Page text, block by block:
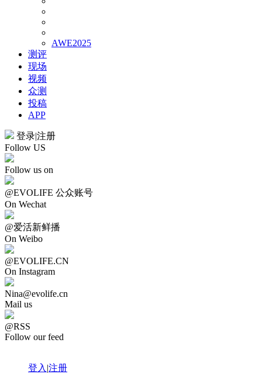
AWE2025
测评
现场
视频
众测
投稿
APP
登录|注册
Follow US
Follow us on
@EVOLIFE 公众账号
On Wechat
@爱活新鲜播
On Weibo
@EVOLIFE.CN
On Instagram
Nina@evolife.cn
Mail us
@RSS
Follow our feed
登入|注册